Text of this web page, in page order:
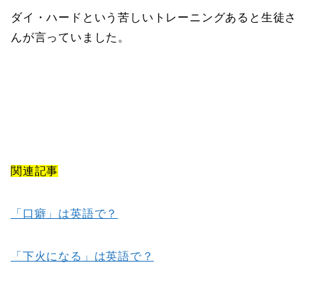
ダイ・ハードという苦しいトレーニングあると生徒さ
んが言っていました。
関連記事
「口癖」は英語で？
「下火になる」は英語で？